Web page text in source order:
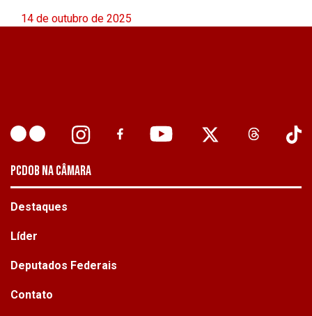
14 de outubro de 2025
PCDOB NA CÂMARA
Destaques
Líder
Deputados Federais
Contato